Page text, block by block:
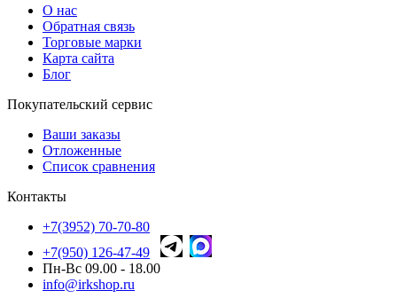
О нас
Обратная связь
Торговые марки
Карта сайта
Блог
Покупательский сервис
Ваши заказы
Отложенные
Список сравнения
Контакты
+7(3952) 70-70-80
+7(950) 126-47-49
Пн-Вс 09.00 - 18.00
info@irkshop.ru